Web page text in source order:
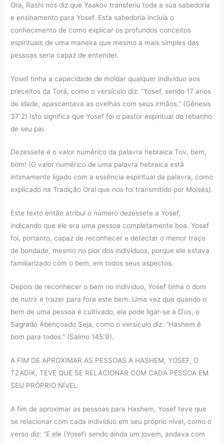
Ora, Rashi nos diz que Yaakov transferiu toda a sua sabedoria
e ensinamento para Yosef. Esta sabedoria incluía o
conhecimento de como explicar os profundos conceitos
espirituais de uma maneira que mesmo a mais simples das
pessoas seria capaz de entender.
Yosef tinha a capacidade de moldar qualquer indivíduo aos
preceitos da Torá, como o versículo diz: “Yosef, sendo 17 anos
de idade, apascentava as ovelhas com seus irmãos.” (Gênesis
37:2) Isto significa que Yosef foi o pastor espiritual do rebanho
de seu pai.
Dezessete é o valor numérico da palavra hebraica Tov, bem,
bom! (O valor numérico de uma palavra hebraica está
intimamente ligado com a essência espiritual da palavra, como
explicado na Tradição Oral que nos foi transmitido por Moisés).
Este texto então atribui o número dezessete a Yosef,
indicando que ele era uma pessoa completamente boa. Yosef
foi, portanto, capaz de reconhecer e detectar o menor traço
de bondade, mesmo no pior dos indivíduos, porque ele estava
familiarizado com o bem, em todos seus aspectos.
Depois de reconhecer o bem no individuo, Yosef tinha o dom
de nutrir e trazer para fora este bem. Uma vez que quando o
bem de uma pessoa é cultivado, ela pode ligar-se a D’us, o
Sagrado Abençoado Seja, como o versículo diz: “Hashem é
bom para todos.” (Salmo 145:9).
A FIM DE APROXIMAR AS PESSOAS A HASHEM, YOSEF, O
TZADIK, TEVE QUE SE RELACIONAR COM CADA PESSOA EM
SEU PRÓPRIO NÍVEL
A fim de aproximar as pessoas para Hashem, Yosef teve que
se relacionar com cada indivíduo em seu próprio nível, como o
verso diz: “E ele (Yosef) sendo ainda um jovem, andava com